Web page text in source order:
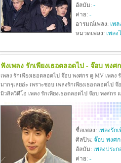
อัลบัม: -
ค่าย: -
อารมณ์เพลง: เพล
หมวดเพลง: เพลง
ฟังเพลง รักเพียงเธอตลอดไป - จ๊อบ พงศ
เพลง รักเพียงเธอตลอดไป จ๊อบ พงศกร ดู MV เพลง
มากๆเลยอ่ะ เพราะชอบ เพลงรักเพียงเธอตลอดไป
มิวสิควิดีโอ เพลง รักเพียงเธอตลอดไป จ๊อบ พงศกร
ชื่อเพลง: เพลงรัก
ศิลปิน: จ๊อบ พงศก
อัลบัม: เพลงประ
ค่าย: -